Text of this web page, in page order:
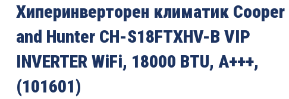
Хиперинверторен климатик Cooper
and Hunter CH-S18FTXHV-B VIP
INVERTER WiFi, 18000 BTU, A+++,
(101601)